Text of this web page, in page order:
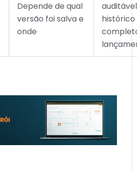
Depende de qual
versão foi salva e
onde
histórico